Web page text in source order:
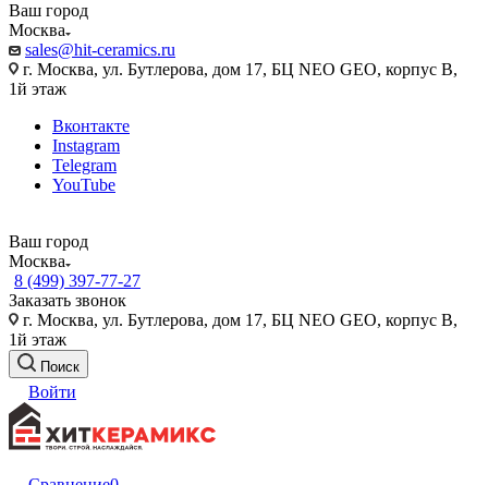
Ваш город
Москва
sales@hit-ceramics.ru
г. Москва, ул. Бутлерова, дом 17, БЦ NEO GEO, корпус В,
1й этаж
Вконтакте
Instagram
Telegram
YouTube
Ваш город
Москва
8 (499) 397-77-27
Заказать звонок
г. Москва, ул. Бутлерова, дом 17, БЦ NEO GEO, корпус В,
1й этаж
Поиск
Войти